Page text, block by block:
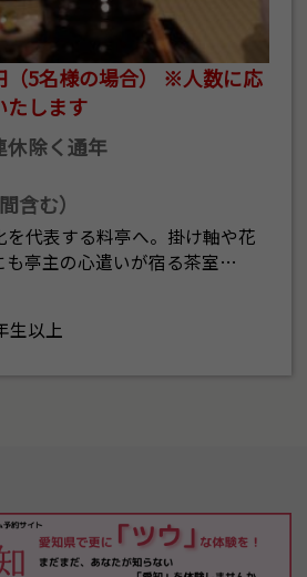
（5名様の場合） ※人数に応
たします
休除く通年
含む）
代表する料亭へ。掛け軸や花
も亭主の心遣いが宿る茶室…
生以上